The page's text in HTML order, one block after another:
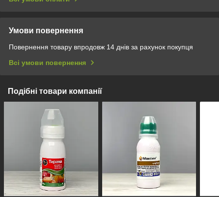
Умови повернення
Повернення товару впродовж 14 днів за рахунок покупця
Всі умови повернення
Подібні товари компанії